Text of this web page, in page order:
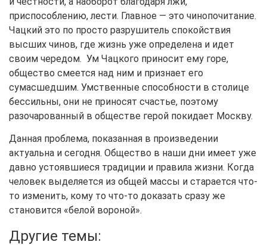
приспособлению, лести. Главное — это чинопочитание.
Чацкий это по просто разрушитель спокойствия
высших чинов, где жизнь уже определена и идет
своим чередом. Ум Чацкого приносит ему горе,
общество смеется над ним и признает его
сумасшедшим. Умственные способности в столице
бессильны, они не приносят счастье, поэтому
разочарованный в обществе герой покидает Москву.
Данная проблема, показанная в произведении
актуальна и сегодня. Общество в наши дни имеет уже
давно устоявшиеся традиции и правила жизни. Когда
человек выделяется из общей массы и старается что-
то изменить, кому то что-то доказать сразу же
становится «белой вороной».
Другие темы: